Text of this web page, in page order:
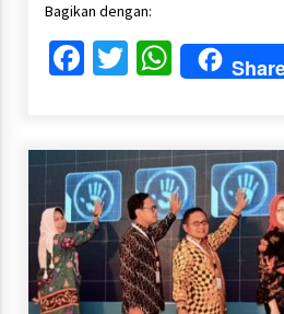
Bagikan dengan:
Facebook
Twitter